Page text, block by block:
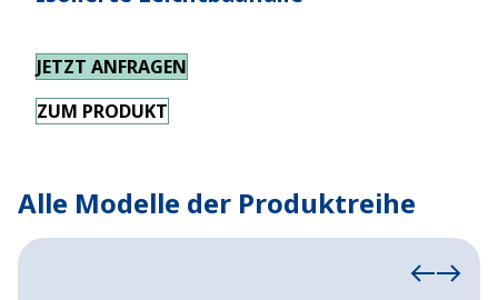
JETZT ANFRAGEN
ZUM PRODUKT
Alle Modelle der Produktreihe